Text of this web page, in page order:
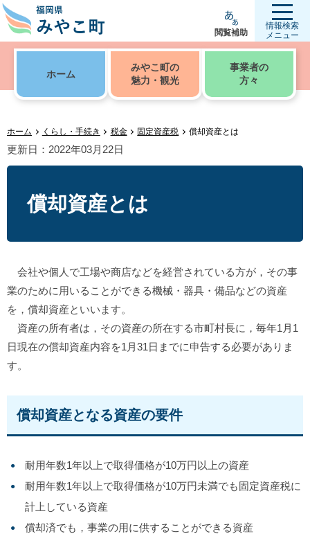
閲覧補助
情報検索
メニュー
ホーム
みやこ町の
魅力・観光
事業者の
方々
ホーム くらし・手続き 税金 固定資産税 償却資産とは
更新日：2022年03月22日
償却資産とは
会社や個人で工場や商店などを経営されている方が，その事
業のために用いることができる機械・器具・備品などの資産
を，償却資産といいます。
資産の所有者は，その資産の所在する市町村長に，毎年1月1
日現在の償却資産内容を1月31日までに申告する必要がありま
す。
償却資産となる資産の要件
耐用年数1年以上で取得価格が10万円以上の資産
耐用年数1年以上で取得価格が10万円未満でも固定資産税に
計上している資産
償却済でも，事業の用に供することができる資産